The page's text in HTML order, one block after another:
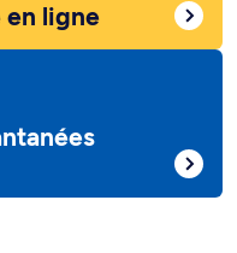
en ligne